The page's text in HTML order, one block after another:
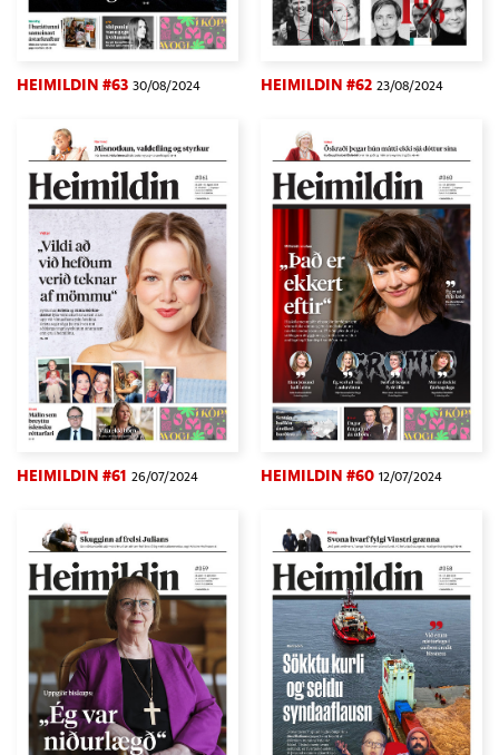
HEIMILDIN #63 30/08/2024 HEIMILDIN #62 23/08/2024
HEIMILDIN #61 26/07/2024 HEIMILDIN #60 12/07/2024